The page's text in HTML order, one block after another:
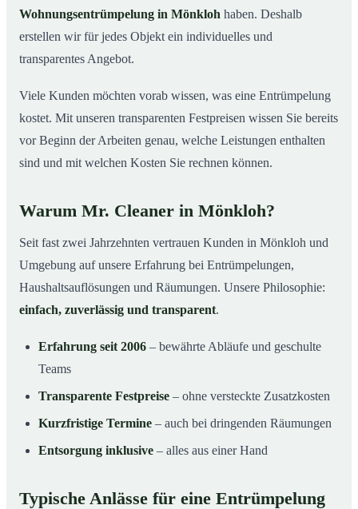
Wohnungsentrümpelung in Mönkloh haben. Deshalb
erstellen wir für jedes Objekt ein individuelles und
transparentes Angebot.
Viele Kunden möchten vorab wissen, was eine Entrümpelung
kostet. Mit unseren transparenten Festpreisen wissen Sie bereits
vor Beginn der Arbeiten genau, welche Leistungen enthalten
sind und mit welchen Kosten Sie rechnen können.
Warum Mr. Cleaner in Mönkloh?
Seit fast zwei Jahrzehnten vertrauen Kunden in Mönkloh und
Umgebung auf unsere Erfahrung bei Entrümpelungen,
Haushaltsauflösungen und Räumungen. Unsere Philosophie:
einfach, zuverlässig und transparent.
Erfahrung seit 2006 – bewährte Abläufe und geschulte
Teams
Transparente Festpreise – ohne versteckte Zusatzkosten
Kurzfristige Termine – auch bei dringenden Räumungen
Entsorgung inklusive – alles aus einer Hand
Typische Anlässe für eine Entrümpelung